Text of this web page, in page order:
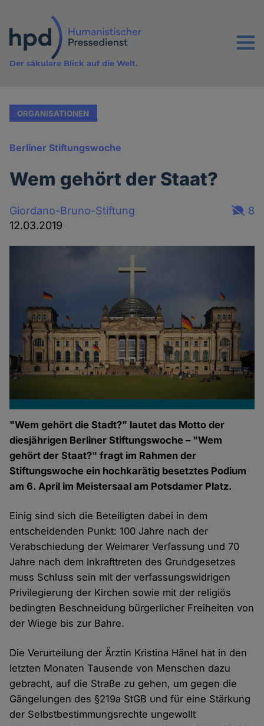
Inhalt
Menu
Der säkulare Blick auf die Welt.
ORGANISATIONEN
Berliner Stiftungswoche
Wem gehört der Staat?
Giordano-Bruno-Stiftung
12.03.2019
8
"Wem gehört die Stadt?" lautet das Motto der
diesjährigen Berliner Stiftungswoche – "Wem
gehört der Staat?" fragt im Rahmen der
Stiftungswoche ein hochkarätig besetztes Podium
am 6. April im Meistersaal am Potsdamer Platz.
Einig sind sich die Beteiligten dabei in dem
entscheidenden Punkt: 100 Jahre nach der
Verabschiedung der Weimarer Verfassung und 70
Jahre nach dem Inkrafttreten des Grundgesetzes
muss Schluss sein mit der verfassungswidrigen
Privilegierung der Kirchen sowie mit der religiös
bedingten Beschneidung bürgerlicher Freiheiten von
der Wiege bis zur Bahre.
Die Verurteilung der Ärztin Kristina Hänel hat in den
letzten Monaten Tausende von Menschen dazu
gebracht, auf die Straße zu gehen, um gegen die
Gängelungen des §219a StGB und für eine Stärkung
der Selbstbestimmungsrechte ungewollt